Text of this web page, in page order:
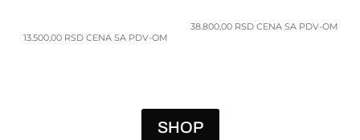
13.500,00 RSD CENA SA PDV-OM
38.800,00 RSD CENA SA PDV-OM
SHOP